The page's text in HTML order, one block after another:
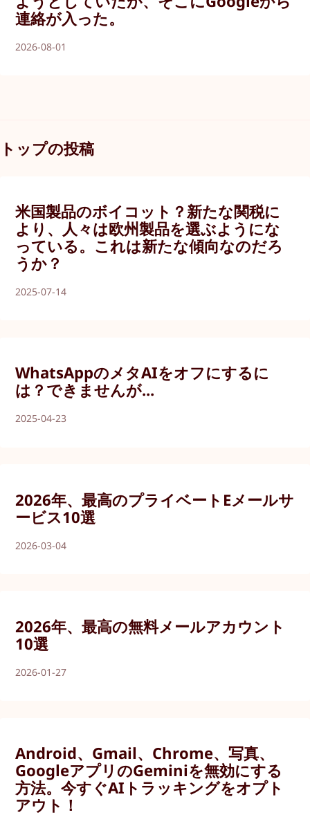
連絡が入った。
2026-08-01
トップの投稿
米国製品のボイコット？新たな関税に
より、人々は欧州製品を選ぶようにな
っている。これは新たな傾向なのだろ
うか？
2025-07-14
WhatsAppのメタAIをオフにするに
は？できませんが...
2025-04-23
2026年、最高のプライベートEメールサ
ービス10選
2026-03-04
2026年、最高の無料メールアカウント
10選
2026-01-27
Android、Gmail、Chrome、写真、
GoogleアプリのGeminiを無効にする
方法。今すぐAIトラッキングをオプト
アウト！